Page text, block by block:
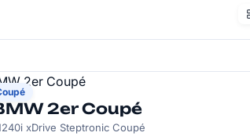
2er Coupé
xDrive Steptronic Coupé